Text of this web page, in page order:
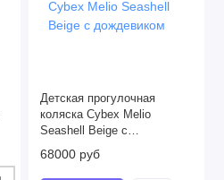
Детская прогулочная
коляска Cybex Melio
Seashell Beige с
дождевиком
68000 руб